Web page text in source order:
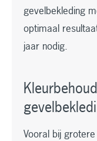
gevelbekleding
optimaal
jaar nodig.
Vooral bij